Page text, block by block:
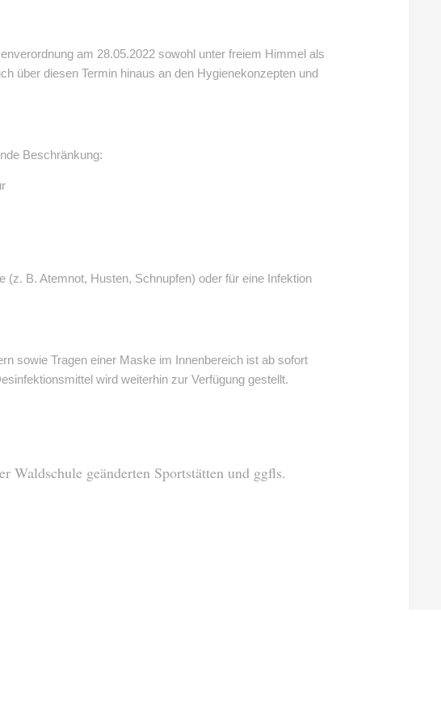
am 28.05.2022 sowohl unter freiem Himmel als
über diesen Termin hinaus an den Hygienekonzepten und
Beschränkung:
B. Atemnot, Husten, Schnupfen) oder für eine Infektion
sowie Tragen einer Maske im Innenbereich ist ab sofort
wird weiterhin zur Verfügung gestellt.
Waldschule geänderten Sportstätten und ggfls.